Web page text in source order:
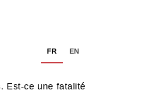
FR EN
Est-ce une fatalité